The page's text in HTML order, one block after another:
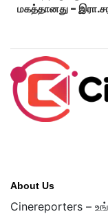
மகத்தானது -
About Us
Cinereporters –